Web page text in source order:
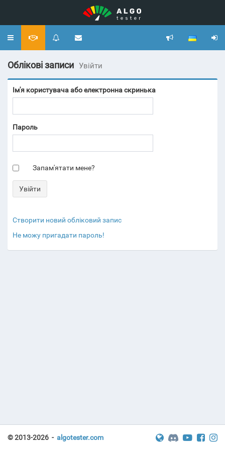
Toggle
Облікові записи Увійти
Ім'я користувача або електронна скринька
Пароль
Запам'ятати мене?
Створити новий обліковий запис
Не можу пригадати пароль!
© 2013-2026 - algotester.com